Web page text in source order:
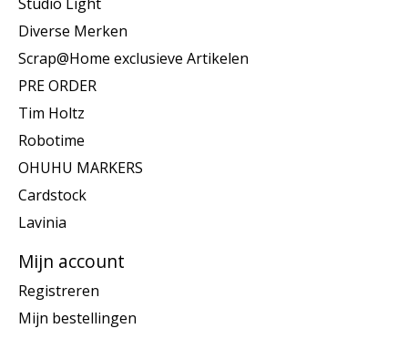
Diverse Merken
Scrap@Home exclusieve Artikelen
PRE ORDER
Tim Holtz
Robotime
OHUHU MARKERS
Cardstock
Lavinia
Mijn account
Registreren
Mijn bestellingen